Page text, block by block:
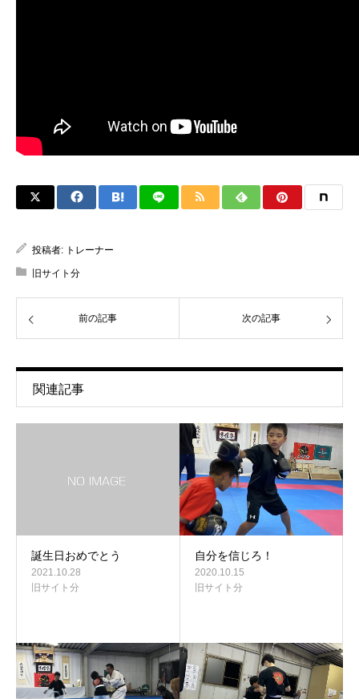
投稿者: トレーナー
旧サイト分
前の記事 次の記事
関連記事
誕生日おめでとう
2021.10.28
旧サイト分
自分を信じろ！
2020.10.15
旧サイト分